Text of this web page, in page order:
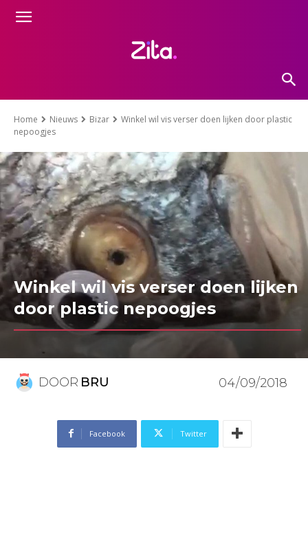
Home Nieuws Bizar
Winkel wil vis verser doen lijken door plastic
nepoogjes
Winkel wil vis verser doen lijken
door plastic nepoogjes
DOOR BRU 04/09/2018
Facebook Twitter